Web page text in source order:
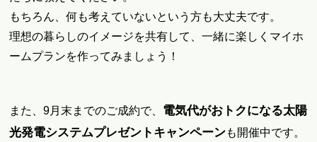
もちろん、何も考えていないという方も大丈夫です。
理想の暮らしのイメージを共有して、一緒に楽しくマイホ
ームプランを作ってみましょう！
また、9月末までのご成約で、 電気代がおトクになる太陽
光発電システムプレゼントキャンペーンも開催中です。